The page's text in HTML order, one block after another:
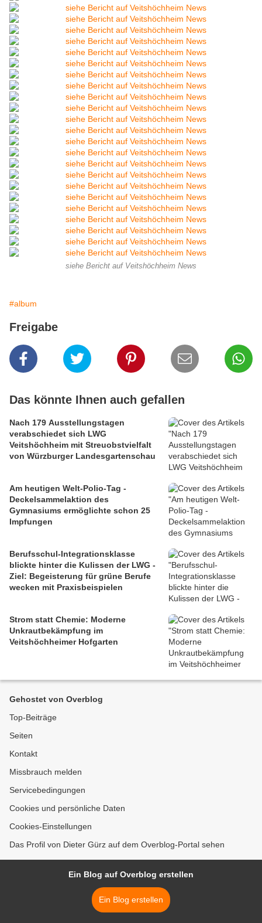
siehe Bericht auf Veitshöchheim News
#album
Freigabe
Das könnte Ihnen auch gefallen
Nach 179 Ausstellungstagen
verabschiedet sich LWG
Veitshöchheim mit Streuobstvielfalt
von Würzburger Landesgartenschau
Am heutigen Welt-Polio-Tag -
Deckelsammelaktion des
Gymnasiums ermöglichte schon 25
Impfungen
Berufsschul-Integrationsklasse
blickte hinter die Kulissen der LWG -
Ziel: Begeisterung für grüne Berufe
wecken mit Praxisbeispielen
Strom statt Chemie: Moderne
Unkrautbekämpfung im
Veitshöchheimer Hofgarten
Gehostet von Overblog
Top-Beiträge
Seiten
Kontakt
Missbrauch melden
Servicebedingungen
Cookies und persönliche Daten
Cookies-Einstellungen
Das Profil von Dieter Gürz auf dem Overblog-Portal sehen
Ein Blog auf Overblog erstellen
Ein Blog erstellen